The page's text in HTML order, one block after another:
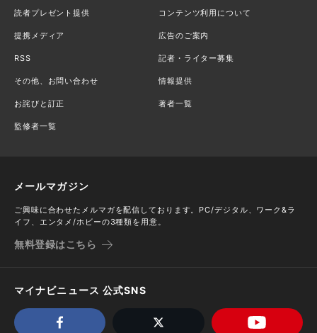
読者プレゼント提供 コンテンツ利用について
提携メディア 広告のご案内
RSS 記者・ライター募集
その他、お問い合わせ 情報提供
お詫びと訂正 著者一覧
監修者一覧
メールマガジン
ご興味に合わせたメルマガを配信しております。PC/デジタル、ワーク&ラ
イフ、エンタメ/ホビーの3種類を用意。
無料登録はこちら
マイナビニュース 公式SNS